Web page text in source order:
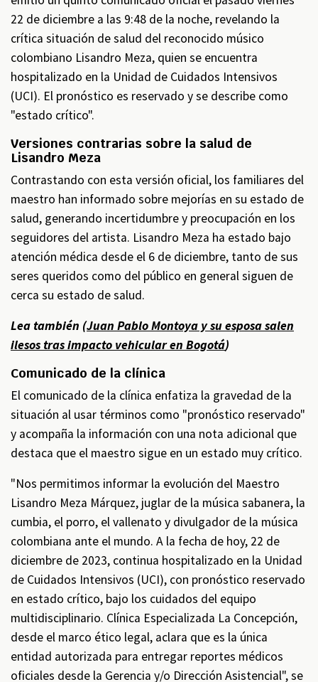
22 de diciembre a las 9:48 de la noche, revelando la
crítica situación de salud del reconocido músico
colombiano Lisandro Meza, quien se encuentra
hospitalizado en la Unidad de Cuidados Intensivos
(UCI). El pronóstico es reservado y se describe como
"estado crítico".
Versiones contrarias sobre la salud de
Lisandro Meza
Contrastando con esta versión oficial, los familiares del
maestro han informado sobre mejorías en su estado de
salud, generando incertidumbre y preocupación en los
seguidores del artista. Lisandro Meza ha estado bajo
atención médica desde el 6 de diciembre, tanto de sus
seres queridos como del público en general siguen de
cerca su estado de salud.
Lea también (Juan Pablo Montoya y su esposa salen
ilesos tras impacto vehicular en Bogotá)
Comunicado de la clínica
El comunicado de la clínica enfatiza la gravedad de la
situación al usar términos como "pronóstico reservado"
y acompaña la información con una nota adicional que
destaca que el maestro sigue en un estado muy crítico.
"Nos permitimos informar la evolución del Maestro
Lisandro Meza Márquez, juglar de la música sabanera, la
cumbia, el porro, el vallenato y divulgador de la música
colombiana ante el mundo. A la fecha de hoy, 22 de
diciembre de 2023, continua hospitalizado en la Unidad
de Cuidados Intensivos (UCI), con pronóstico reservado
en estado crítico, bajo los cuidados del equipo
multidisciplinario. Clínica Especializada La Concepción,
desde el marco ético legal, aclara que es la única
entidad autorizada para entregar reportes médicos
oficiales desde la Gerencia y/o Dirección Asistencial", se